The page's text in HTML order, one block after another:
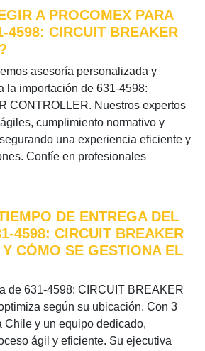
A PROCOMEX PARA
4598: CIRCUIT BREAKER
asesoría personalizada y
la importación de 631-4598:
CONTROLLER. Nuestros expertos
cumplimiento normativo y
una experiencia eficiente y
Confíe en profesionales
DE ENTREGA DEL
4598: CIRCUIT BREAKER
CÓMO SE GESTIONA EL
de 631-4598: CIRCUIT BREAKER
según su ubicación. Con 3
Chile y un equipo dedicado,
ágil y eficiente. Su ejecutiva